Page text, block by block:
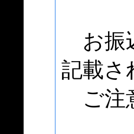
お振
記載さ
ご注